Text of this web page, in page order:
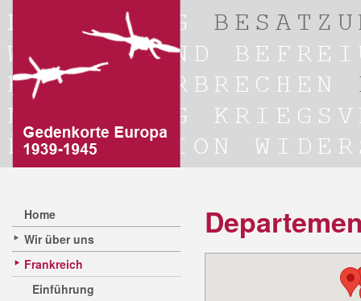
Home
Wir über uns
Frankreich
Einführung